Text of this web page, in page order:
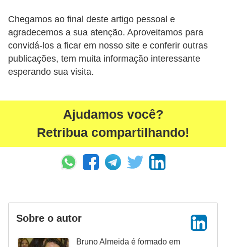
Chegamos ao final deste artigo pessoal e
agradecemos a sua atenção. Aproveitamos para
convidá-los a ficar em nosso site e conferir outras
publicações, tem muita informação interessante
esperando sua visita.
Ajudamos você?
Retribua compartilhando!
Sobre o autor
Bruno Almeida é formado em